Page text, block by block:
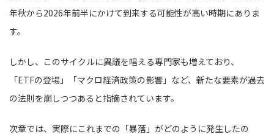
年秋から2026年前半にかけて到来する可能性が高い時期にありま
す。
しかし、このサイクルに異議を唱える専門家も増えており、
「ETFの登場」「マクロ経済政策の影響」など、新たな要素が過去
の法則を崩しつつあると指摘されています。
次章では、実際にこれまでの「暴落」がどのように発生したの